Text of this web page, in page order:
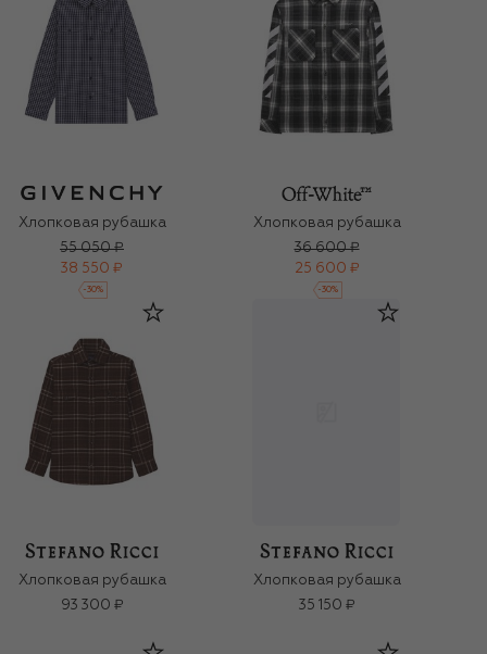
Хлопковая рубашка
55 050 ₽
38 550 ₽
-30%
Хлопковая рубашка
36 600 ₽
25 600 ₽
-30%
Хлопковая рубашка
93 300 ₽
Хлопковая рубашка
35 150 ₽